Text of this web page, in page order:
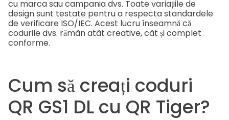
cu marca sau campania dvs. Toate variațiile de
design sunt testate pentru a respecta standardele
de verificare ISO/IEC. Acest lucru înseamnă că
codurile dvs. rămân atât creative, cât și complet
conforme.
Cum să creați coduri
QR GS1 DL cu QR Tiger?